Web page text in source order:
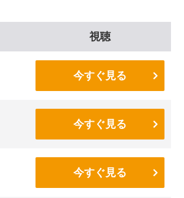
視聴
今すぐ見る
今すぐ見る
今すぐ見る